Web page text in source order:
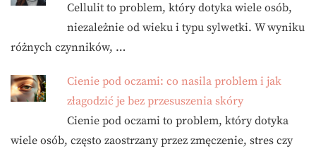
Cellulit to problem, który dotyka wiele osób,
niezależnie od wieku i typu sylwetki. W wyniku
różnych czynników, …
Cienie pod oczami: co nasila problem i jak
złagodzić je bez przesuszenia skóry
Cienie pod oczami to problem, który dotyka
wiele osób, często zaostrzany przez zmęczenie, stres czy